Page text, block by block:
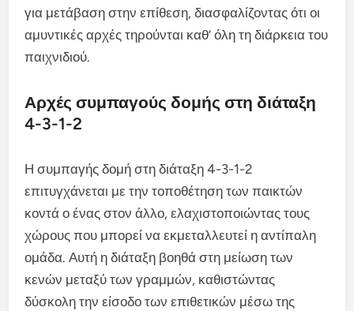
για μετάβαση στην επίθεση, διασφαλίζοντας ότι οι
αμυντικές αρχές τηρούνται καθ’ όλη τη διάρκεια του
παιχνιδιού.
Αρχές συμπαγούς δομής στη διάταξη
4-3-1-2
Η συμπαγής δομή στη διάταξη 4-3-1-2
επιτυγχάνεται με την τοποθέτηση των παικτών
κοντά ο ένας στον άλλο, ελαχιστοποιώντας τους
χώρους που μπορεί να εκμεταλλευτεί η αντίπαλη
ομάδα. Αυτή η διάταξη βοηθά στη μείωση των
κενών μεταξύ των γραμμών, καθιστώντας
δύσκολη την είσοδο των επιθετικών μέσω της